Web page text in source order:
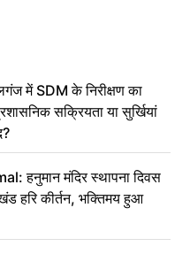
में SDM के निरीक्षण का
सक्रियता या सुर्खियां
हनुमान मंदिर स्थापना दिवस
हरि कीर्तन, भक्तिमय हुआ